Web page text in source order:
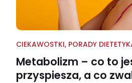
CIEKAWOSTKI, PORADY
Metabolizm – co to
przyspiesza, a co